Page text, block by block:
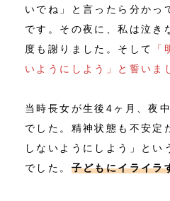
いでね」と言ったら分かっ
です。その夜に、私は泣き
度も謝りました。そして
いようにしよう」と誓いま
当時長女が生後4ヶ月、夜
でした。精神状態も不安定
しないようにしよう」とい
でした。 子どもにイライラ